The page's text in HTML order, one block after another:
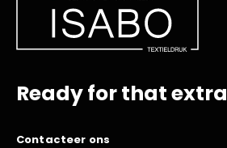
Ready for that extra
Contacteer ons